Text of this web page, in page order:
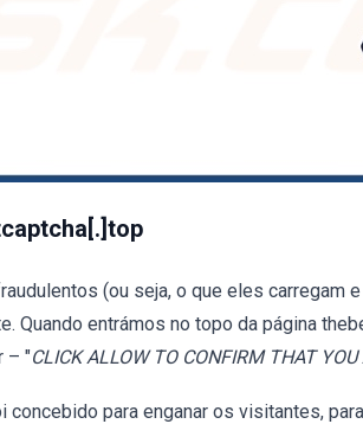
(ou seja, o que eles carregam
Quando entrámos no topo da página
– "CLICK ALLOW TO CONFIRM THAT
concebido para enganar os visitantes,